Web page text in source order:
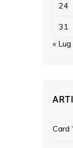
24
31
« Lug
Card